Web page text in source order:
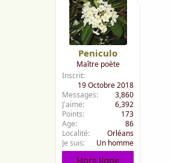
d
e
d
é
b
u
Peniculo
Maître poète
Inscrit
19 Octobre 2018
Messages
3,860
J'aime
6,392
Points
173
Age
86
Localité
Orléans
Je suis
Un homme
Hors ligne